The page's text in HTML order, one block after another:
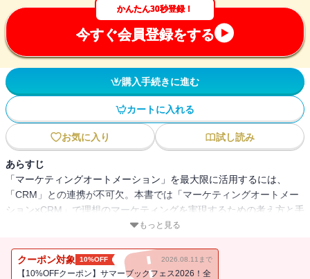
かんたん30秒登録！
今すぐ会員登録をする
購入手続きに進む
カートに入れる
お気に入り 試し読み
あらすじ
「マーケティングオートメーション」を最大限に活用するには、
「CRM」との連携が不可欠。本書では「マーケティングオートメー
ション×CRM」で理想のマーケティングを実現するための考え方と手
法を紹介する。導入実績は日本トップクラス500社以上！「本当に使
ィングオートメーション」とは、自社の商品やサービスに関心があ
る見込み客を特定し、メールや自社サイトを通じたマーケティング
もっと見る
クーポン対象 10%OFF 2026.08.11まで
【10%OFFクーポン】サマーブックフェス2026！全